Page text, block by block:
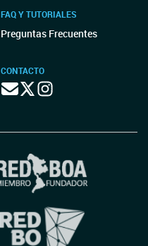
FAQ Y TUTORIALES
Preguntas Frecuentes
CONTACTO